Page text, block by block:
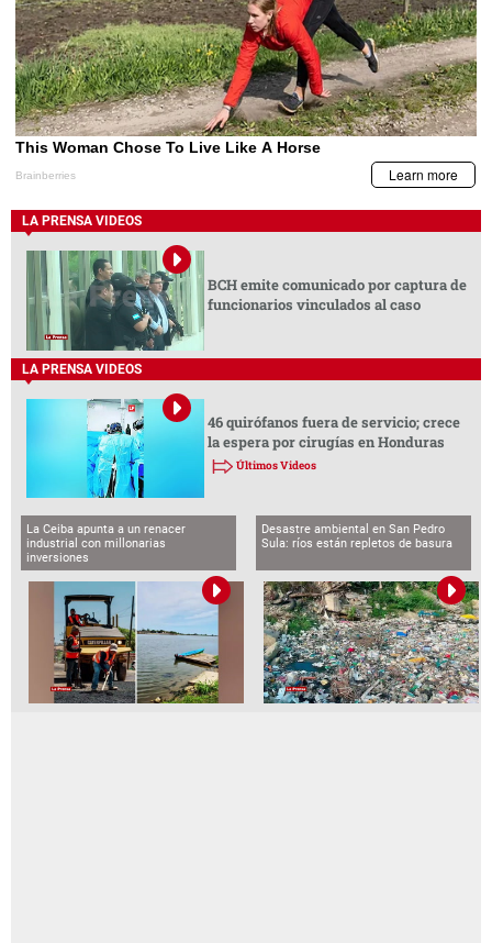
LA PRENSA VIDEOS
BCH emite comunicado por captura de
funcionarios vinculados al caso
LA PRENSA VIDEOS
46 quirófanos fuera de servicio; crece
la espera por cirugías en Honduras
Últimos Videos
La Ceiba apunta a un renacer
industrial con millonarias
inversiones
Desastre ambiental en San Pedro
Sula: ríos están repletos de basura